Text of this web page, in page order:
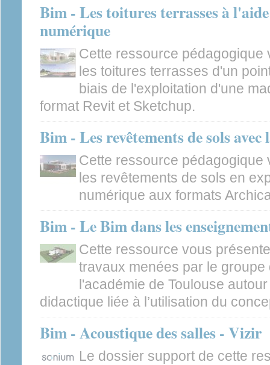
Bim - Les toitures terrasses à
numérique
Cette ressource pédagogique
les toitures terrasses d'un
biais de l'exploitation d'une
format Revit et Sketchup.
Bim - Les revêtements de sols
Cette ressource pédagogique
les revêtements de sols en
numérique aux formats
Bim - Le Bim dans les
Cette ressource vous
travaux menées par le
l'académie de Toulouse
didactique liée à l’utilisation du
Bim - Acoustique des salles - Vizir
Le dossier support de cette